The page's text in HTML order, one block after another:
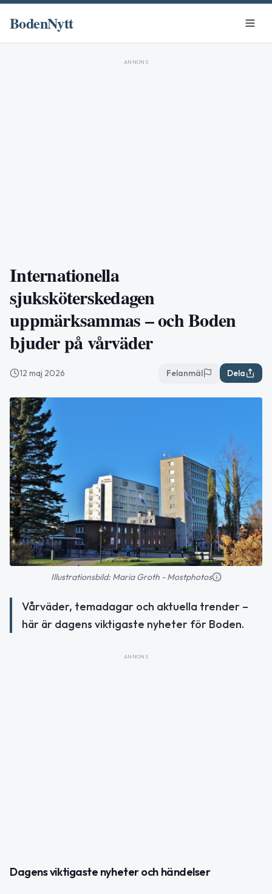
BodenNytt
ANNONS
Internationella
sjuksköterskedagen
uppmärksammas – och Boden
bjuder på vårväder
12 maj 2026 Felanmäl Dela
Illustrationsbild: Maria Groth - Mostphotos
Vårväder, temadagar och aktuella trender –
här är dagens viktigaste nyheter för Boden.
ANNONS
Dagens viktigaste nyheter och händelser